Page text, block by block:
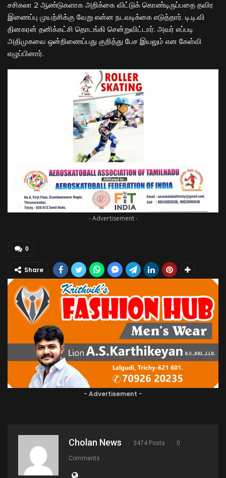
சசிகலா 2 ஆண்டுகளாக அறிக்கை விட்டுக் கொண்டிருப்பதை தவிர
இணைப்பு முயற்சிக்கு வேறு என்ன நடவடிக்கை எடுத்தார். டி.டி.வி
தினகரன் தனிக்கட்சி தொடங்கி சென்றுவிட்டார். அவர் எப்படி
அதிமுகவை ஒன்றிணைப்பது குறித்து பேச இயலும் என கேள்வி
எழுப்பினார்.
- Advertisement -
0
Share
- Advertisement -
Cholan News 3474 Posts 0
Comments